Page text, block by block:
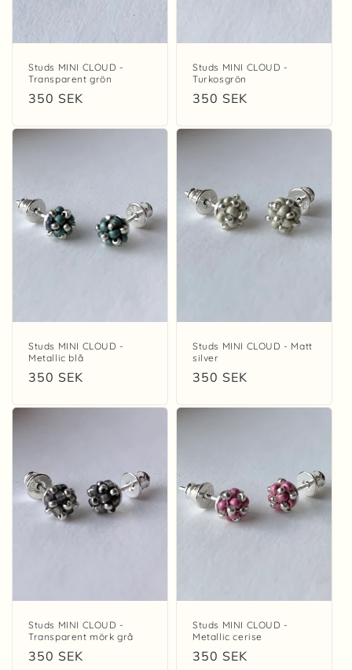
Studs MINI CLOUD -
Transparent grön
Regular
350 SEK
Studs MINI CLOUD -
Turkosgrön
Regular
350 SEK
Studs MINI CLOUD -
Metallic blå
Regular
350 SEK
Studs MINI CLOUD - Matt
silver
Regular
350 SEK
Studs MINI CLOUD -
Transparent mörk grå
Regular
350 SEK
Studs MINI CLOUD -
Metallic cerise
Regular
350 SEK